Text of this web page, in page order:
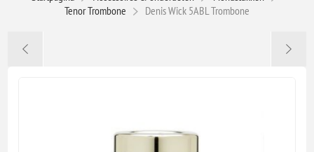
Tenor Trombone
Denis Wick 5ABL Trombone